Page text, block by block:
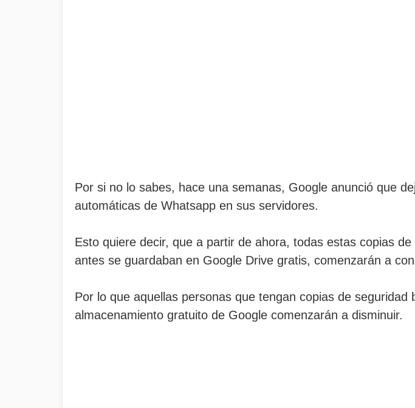
Por si no lo sabes, hace una semanas, Google anunció que
automáticas de Whatsapp en sus servidores.
Esto quiere decir, que a partir de ahora, todas estas copias
antes se guardaban en Google Drive gratis, comenzarán a
Por lo que aquellas personas que tengan copias de
almacenamiento gratuito de Google comenzarán a disminuir.